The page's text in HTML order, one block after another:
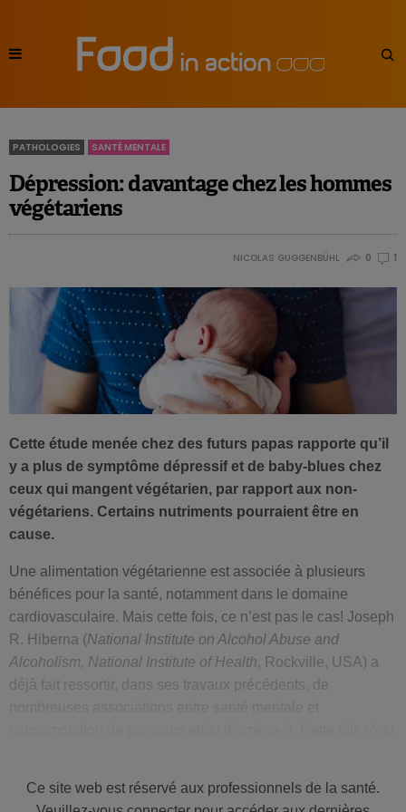
PATHOLOGIES SANTÉ MENTALE
Dépression: davantage chez les hommes
végétariens
NICOLAS GUGGENBÜHL 0 1
Cette étude menée chez des futurs papas rapporte qu’il
y a plus de symptôme dépressif et de baby-blues chez
ceux qui mangent végétarien, par rapport aux non-
végétariens. Certains nutriments pourraient être en
cause.
Une alimentation végétarienne est associée à plusieurs
bénéfices pour la santé, notamment dans le domaine
cardiovasculaire. Mais cette fois, ce n’est pas le cas! Joseph
R. Hiberna (National Institute on Alcohol Abuse and
Alcoholism, National Institute of Health, Rockville, USA) a
déjà fait ressortir, dans ses travaux précédents, de
Ce site web est réservé aux professionnels de la santé.